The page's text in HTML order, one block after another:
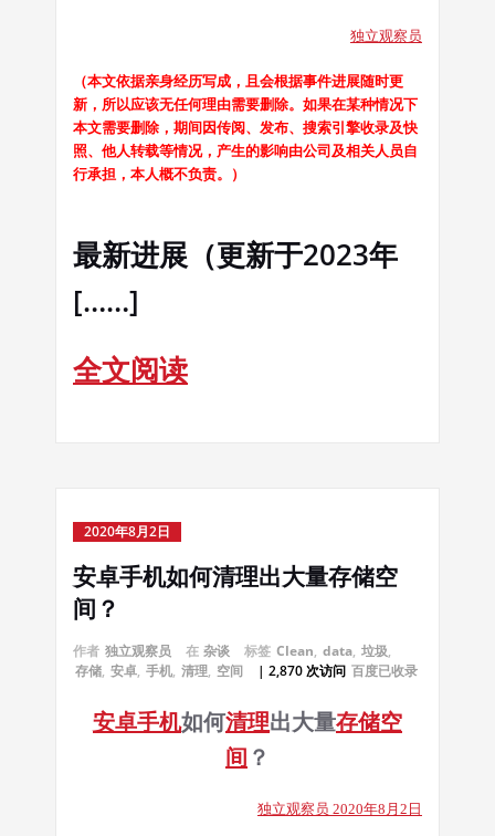
独立观察员
（本文依据亲身经历写成，且会根据事件进展随时更
新，所以应该无任何理由需要删除。如果在某种情况下
本文需要删除，期间因传阅、发布、搜索引擎收录及快
照、他人转载等情况，产生的影响由公司及相关人员自
行承担，本人概不负责。）
最新进展 （更新于2023年
[……]
全文阅读
2020年8月2日
安卓手机如何清理出大量存储空
间？
作者 独立观察员 在 杂谈 标签 Clean, data, 垃圾,
存储, 安卓, 手机, 清理, 空间 | 2,870 次访问 百度已收录
安卓手机如何清理出大量存储空
间 ？
独立观察员 2020年8月2日